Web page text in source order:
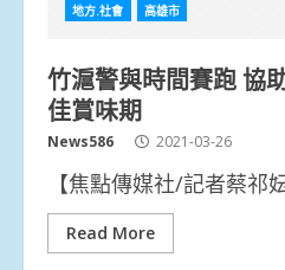
地方.社會 高雄市
竹滬警與時間賽跑 協
佳賞味期
News586 2021-03-26
【焦點傳媒社/記者蔡祁
Read More